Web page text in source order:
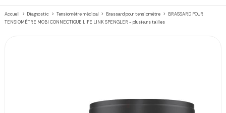
Accueil Diagnostic Tensiomètre médical Brassard pour tensiomètre
BRASSARD POUR
TENSIOMÈTRE MOBI CONNECTIQUE LIFE LINK SPENGLER - plusieurs tailles